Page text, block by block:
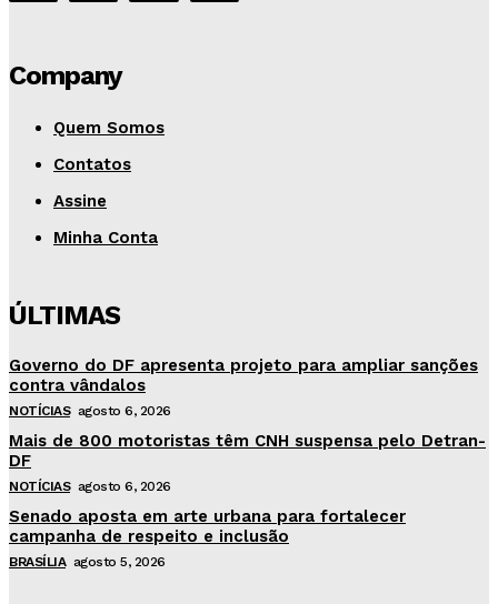
Company
Quem Somos
Contatos
Assine
Minha Conta
ÚLTIMAS
Governo do DF apresenta projeto para ampliar sanções
contra vândalos
NOTÍCIAS agosto 6, 2026
Mais de 800 motoristas têm CNH suspensa pelo Detran-
DF
NOTÍCIAS agosto 6, 2026
Senado aposta em arte urbana para fortalecer
campanha de respeito e inclusão
BRASÍLIA agosto 5, 2026